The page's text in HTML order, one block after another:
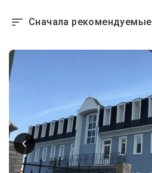
Сначала рекомендуемые